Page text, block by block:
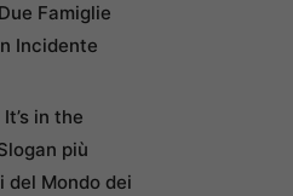
Famiglie
Incidente
in the
più
del Mondo dei